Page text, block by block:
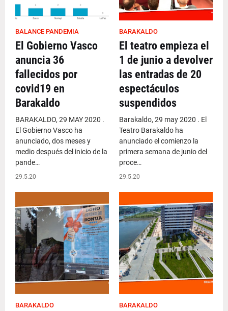
BALANCE PANDEMIA
El Gobierno Vasco
anuncia 36
fallecidos por
covid19 en
Barakaldo
BARAKALDO, 29 MAY 2020 .
El Gobierno Vasco ha
anunciado, dos meses y
medio después del inicio de la
pande…
29.5.20
BARAKALDO
El teatro empieza el
1 de junio a devolver
las entradas de 20
espectáculos
suspendidos
Barakaldo, 29 may 2020 . El
Teatro Barakaldo ha
anunciado el comienzo la
primera semana de junio del
proce…
29.5.20
BARAKALDO BARAKALDO